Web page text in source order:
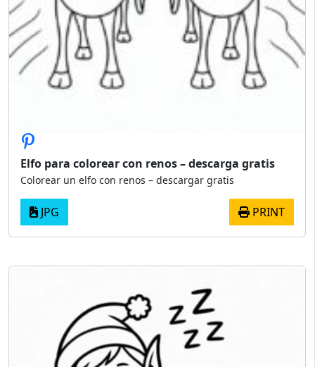
Elfo para colorear con renos – descarga gratis
Colorear un elfo con renos – descargar gratis
JPG PRINT